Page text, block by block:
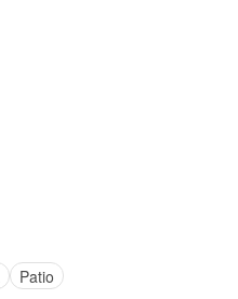
Patio